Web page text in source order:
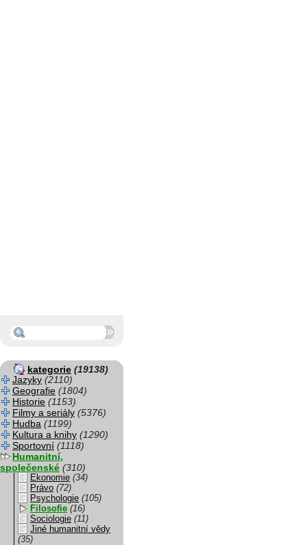
kategorie (19138)
Jazyky (2110)
Geografie (1804)
Historie (1153)
Filmy a seriály (5376)
Hudba (1199)
Kultura a knihy (1290)
Sportovní (1118)
Humanitní,
společenské (310)
Ekonomie (34)
Právo (72)
Psychologie (105)
Filosofie (16)
Sociologie (11)
Jiné humanitní vědy
(35)